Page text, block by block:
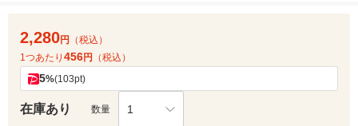
2,280円
（税込）
1つあたり 456円 （税込）
5%(103pt)
在庫あり 数量 1